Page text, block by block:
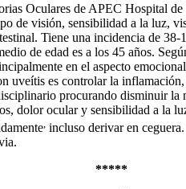
Oculares de APEC Hospital de
visión, sensibilidad a la luz,
Tiene una incidencia de
de edad es a los 45 años.
en el aspecto
uveítis es controlar la
procurando disminuir
dolor ocular y sensibilidad a la
incluso derivar en
*****